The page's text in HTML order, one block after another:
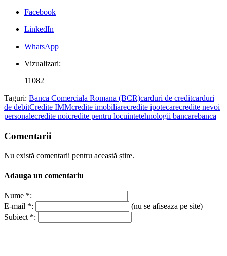
Facebook
LinkedIn
WhatsApp
Vizualizari:
11082
Taguri: Banca Comerciala Romana (BCR)carduri de creditcarduri
de debitCredite IMMcredite imobiliarecredite ipotecarecredite nevoi
personalecredite noicredite pentru locuintetehnologii bancarebanca
Comentarii
Nu există comentarii pentru această știre.
Adauga un comentariu
Nume *:
E-mail *:
(nu se afiseaza pe site)
Subiect *: